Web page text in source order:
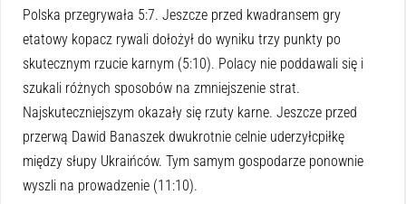
Polska przegrywała 5:7. Jeszcze przed kwadransem gry
etatowy kopacz rywali dołożył do wyniku trzy punkty po
skutecznym rzucie karnym (5:10). Polacy nie poddawali się i
szukali różnych sposobów na zmniejszenie strat.
Najskuteczniejszym okazały się rzuty karne. Jeszcze przed
przerwą Dawid Banaszek dwukrotnie celnie uderzyłcpiłkę
między słupy Ukraińców. Tym samym gospodarze ponownie
wyszli na prowadzenie (11:10).